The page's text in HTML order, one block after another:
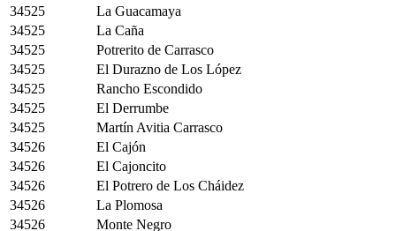
34525
La Guacamaya
34525
La Caña
34525
Potrerito de Carrasco
34525
El Durazno de Los López
34525
Rancho Escondido
34525
El Derrumbe
34525
Martín Avitia Carrasco
34526
El Cajón
34526
El Cajoncito
34526
El Potrero de Los Cháidez
34526
La Plomosa
34526
Monte Negro